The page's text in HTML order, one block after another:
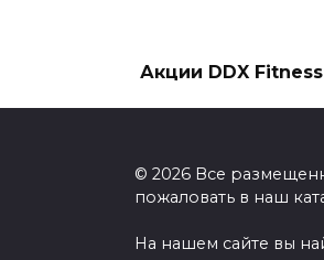
Акции DDX Fitness
© 2026 Все
пожаловать в наш
На нашем сайте вы